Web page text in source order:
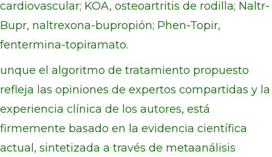
cardiovascular; KOA, osteoartritis de rodilla; Naltr-
Bupr, naltrexona-bupropión; Phen-Topir,
fentermina-topiramato.
unque el algoritmo de tratamiento propuesto
refleja las opiniones de expertos compartidas y la
experiencia clínica de los autores, está
firmemente basado en la evidencia científica
actual, sintetizada a través de metaanálisis